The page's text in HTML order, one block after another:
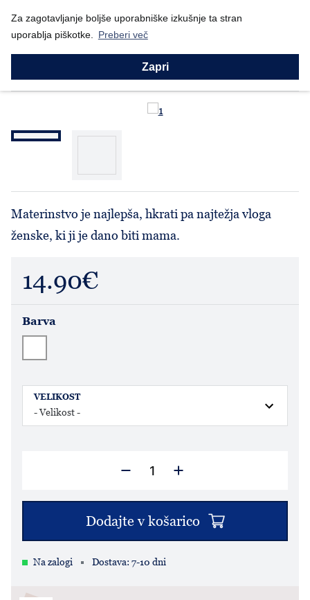
Za zagotavljanje boljše uporabniške izkušnje ta stran
uporablja piškotke.
Preberi več
Zapri
Nazaj Domov Prodajni program Ženske Majice
Materinstvo je najlepša, hkrati pa najtežja vloga
ženske, ki ji je dano biti mama.
14.90€
Barva
VELIKOST
Dodajte v košarico
Na zalogi Dostava: 7-10 dni